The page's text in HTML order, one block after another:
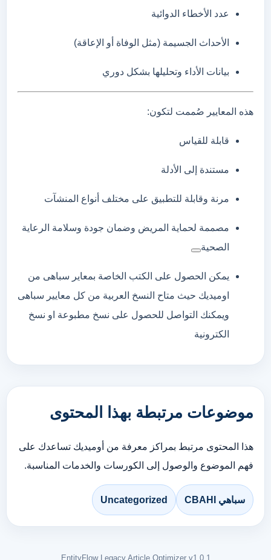
عدد الأخطاء الدوائية
الأحداث الجسيمة (مثل الوفاة أو الإعاقة)
بيانات الأداء وتحليلها بشكل دوري
هذه المعايير صُممت لتكون:
قابلة للقياس
مستندة إلى الأدلة
مرنة وقابلة للتطبيق على مختلف أنواع المنشآت
مصممة لحماية المريض وضمان جودة وسلامة الرعاية
الصحية
يمكن الحصول على الكتب الخاصة بمعاير سباهى من
اوميديك حيث متاح النسخ العربية من كل معايير سباهى
ويمكنك التواصل للحصول على نسخ مطبوعة او نسخ
الكترونية
موضوعات مرتبطة بهذا المحتوى
هذا المحتوى مرتبط بمراكز معرفة من أوميديك تساعدك على
فهم الموضوع والوصول إلى الكورسات والخدمات المناسبة.
سباهي CBAHI Uncategorized
EntityFlow Legacy Article Optimizer v1.0.1